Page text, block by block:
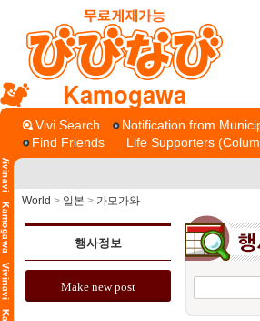
Kamogawa
Vivi Search Notification from
Find Friends
Life Supporters
World > 일본 > 가모가와
행사정보
Make new post